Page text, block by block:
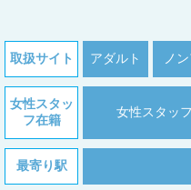
取扱サイト アダルト ノ
女性スタッ
フ在籍
女性スタッ
最寄り駅